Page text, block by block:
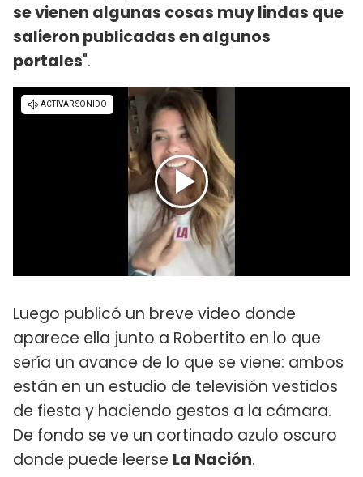
se vienen algunas cosas muy lindas que
salieron publicadas en algunos
portales".
Luego publicó un breve video donde
aparece ella junto a Robertito en lo que
sería un avance de lo que se viene: ambos
están en un estudio de televisión vestidos
de fiesta y haciendo gestos a la cámara.
De fondo se ve un cortinado azulo oscuro
donde puede leerse La Nación.